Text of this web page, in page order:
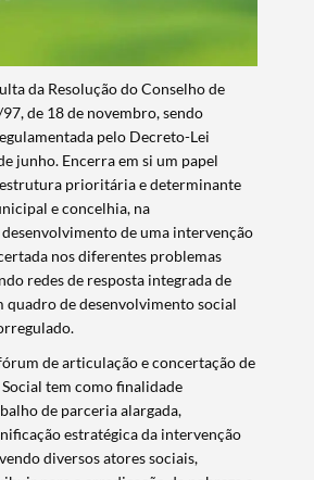
da Resolução do Conselho de
de 18 de novembro, sendo
pelo Decreto-Lei
junho. Encerra em si um papel
prioritária e determinante
e concelhia, na
de uma intervenção
nos diferentes problemas
redes de resposta integrada de
quadro de desenvolvimento social
de articulação e concertação de
Social tem como finalidade
de parceria alargada,
estratégica da intervenção
diversos atores sociais,